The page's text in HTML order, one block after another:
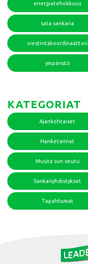
energiatehokkuus
sata sankaria
viestintäkoordinaattori
ympäristö
KATEGORIAT
Ajankohtaiset
Hanketarinat
Muuta sun seutu
Sankariyhdistykset
Tapahtumat